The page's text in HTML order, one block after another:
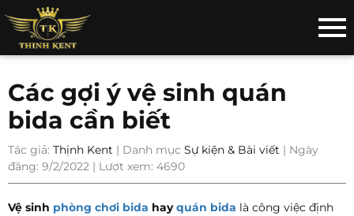
Các gợi ý vệ sinh quán
bida cần biết
Tác giả: Thịnh Kent | Danh mục Sự kiện & Bài viết | Ngày
đăng: 9/2/2022 | Lượt xem: 4690
Vệ sinh phòng chơi bida hayquán bida là công việc định